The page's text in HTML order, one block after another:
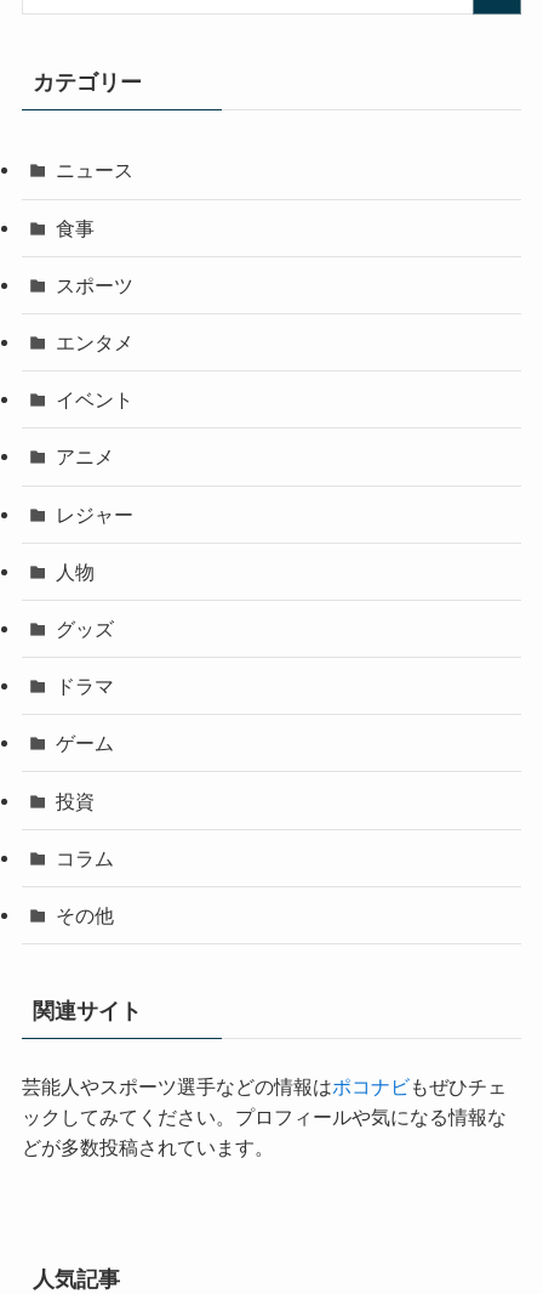
カテゴリー
ニュース
食事
スポーツ
エンタメ
イベント
アニメ
レジャー
人物
グッズ
ドラマ
ゲーム
投資
コラム
その他
関連サイト
芸能人やスポーツ選手などの情報はポコナビもぜひチェ
ックしてみてください。プロフィールや気になる情報な
どが多数投稿されています。
人気記事